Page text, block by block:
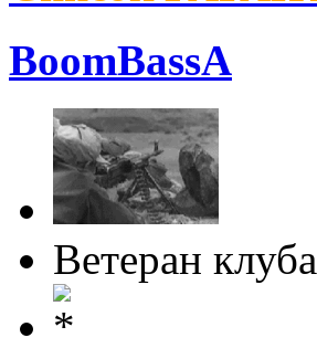
BoomBassA
Ветеран клуба